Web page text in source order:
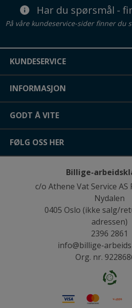
Har du spørsmål -
På våre kundeservice-sider finner du
KUNDESERVICE
INFORMASJON
GODT Å VITE
FØLG OSS HER
Billige-
c/o Athene Vat Service AS
Nydalen
0405 Oslo (ikke salg/
adressen)
2396 2861
info@billige-
Org. nr.